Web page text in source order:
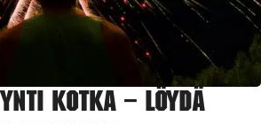
Kotka – Löydä